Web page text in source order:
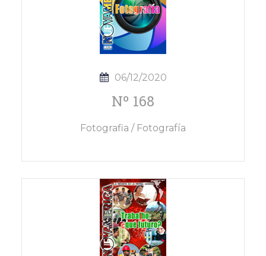
06/12/2020
Nº 168
Fotografia / Fotografía